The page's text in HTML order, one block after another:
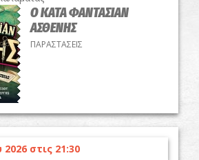
Ο ΚΑΤΑ ΦΑΝΤΑΣΙΑΝ
ΑΣΘΕΝΗΣ
ΠΑΡΑΣΤΑΣΕΙΣ
στις 21:30